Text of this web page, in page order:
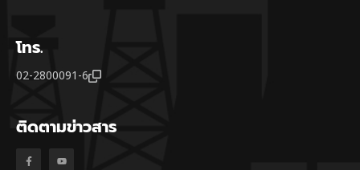
โทร.
02-2800091-6
ติดตามข่าวสาร